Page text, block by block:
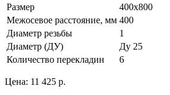
Размер
400х800
Межосевое расстояние, мм 400
Диаметр резьбы
1
Диаметр (ДУ)
Ду 25
Количество перекладин
6
Цена: 11 425 р.